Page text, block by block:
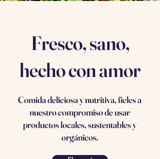
Fresco, sano,
hecho con amor
Comida deliciosa y nutritiva, fieles a
nuestro compromiso de usar
productos locales, sustentables y
orgánicos.